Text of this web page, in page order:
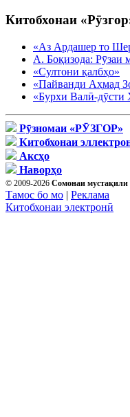
Китобхонаи
«Аз Ардашер то
А. Боқизода: Рӯзаи
«Султони қалбҳо»
«Пайванди Аҳмад
«Бурхи Валӣ-дӯсти
Рӯзномаи «РӮЗГОР»
Китобхонаи
Аксҳо
Наворҳо
© 2009-2026 Сомонаи мустақили
Тамос бо мо | Реклама
Китобхонаи электронӣ